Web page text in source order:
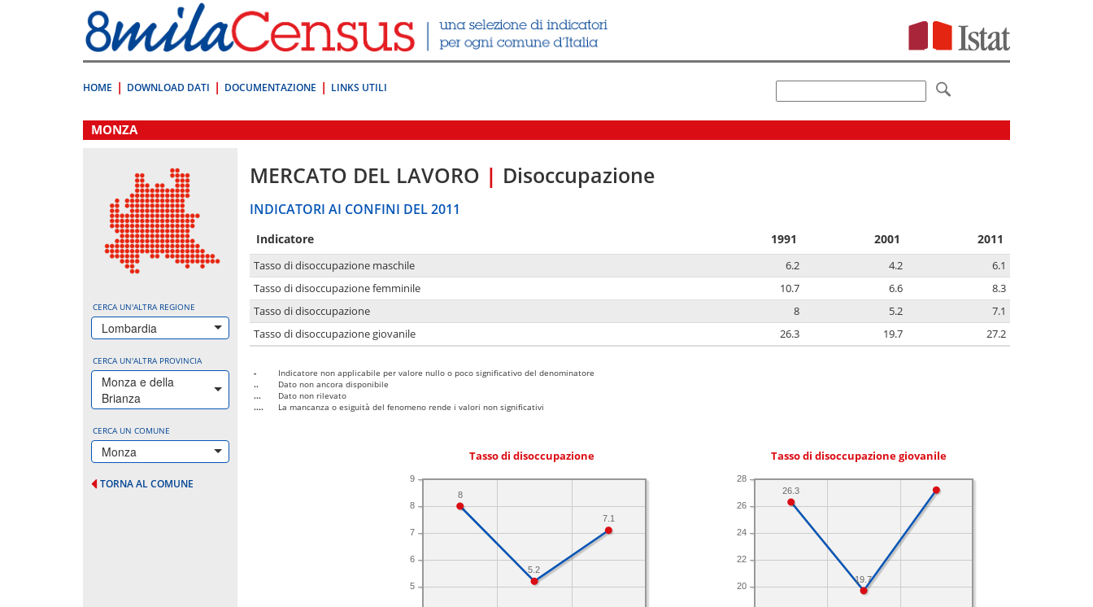
direttamente
a:
Contenuto
HOME DOWNLOAD DATI DOCUMENTAZIONE LINKS UTILI
.
MONZA
CERCA UN'ALTRA REGIONE
Lombardia
CERCA UN'ALTRA PROVINCIA
Monza e della
Brianza
CERCA UN COMUNE
Monza
TORNA AL COMUNE
MERCATO DEL LAVORO | Disoccupazione
INDICATORI AI CONFINI DEL 2011
Indicatore 1991 2001 2011
Tasso di disoccupazione maschile 6.2 4.2
6.1
Tasso di disoccupazione femminile
10.7 6.6
8.3
Tasso di disoccupazione
8 5.2
7.1
Tasso di disoccupazione giovanile
26.3 19.7 27.2
-
Indicatore non applicabile per valore nullo o poco significativo del denominatore
..
Dato non ancora disponibile
...
Dato non rilevato
....
La mancanza o esiguità del fenomeno rende i valori non significativi
Tasso di disoccupazione
5
6
7
8
9
7.1
5.2
8
Tasso di disoccupazione giovanile
20
22
24
26
28
19.7
26.3